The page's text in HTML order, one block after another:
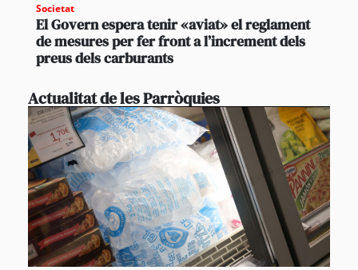
Societat
El Govern espera tenir «aviat» el reglament
de mesures per fer front a l’increment dels
preus dels carburants
Actualitat de les Parròquies